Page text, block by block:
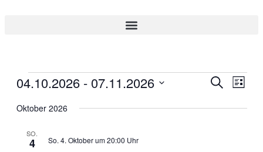
und
Suche
Liste
04.10.2026 - 07.11.2026
wählen.
Oktober 2026
SO.
4 So. 4. Oktober um 20:00 Uhr